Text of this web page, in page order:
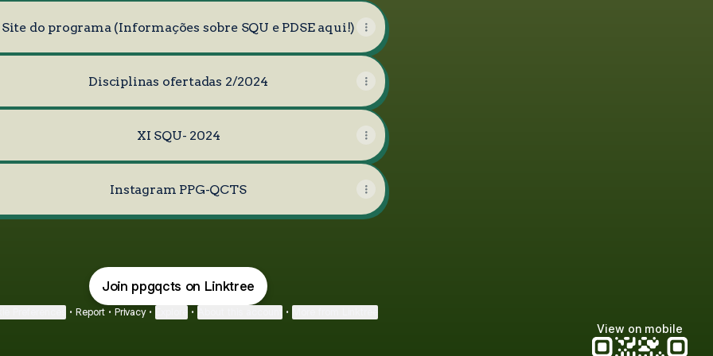
Site do programa (Informações sobre SQU e PDSE aqui!)
Disciplinas ofertadas 2/2024
XI SQU- 2024
Instagram PPG-QCTS
Join ppgqcts on Linktree
• Report • Privacy • • •
View on mobile